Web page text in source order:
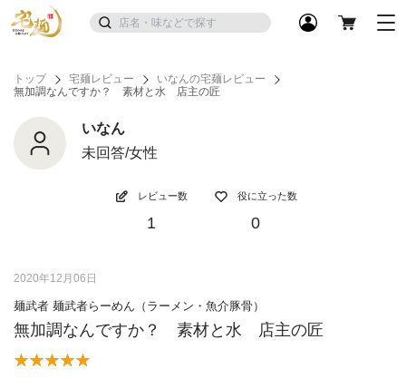
トップ 宅麺レビュー
いなんの宅麺レビュー
無加調なんですか？ 素材と水 店主の匠
いなん
未回答/女性
レビュー数
1
役に立った数
0
2020年12月06日
麺武者 麺武者らーめん（ラーメン・魚介豚骨）
無加調なんですか？ 素材と水 店主の匠